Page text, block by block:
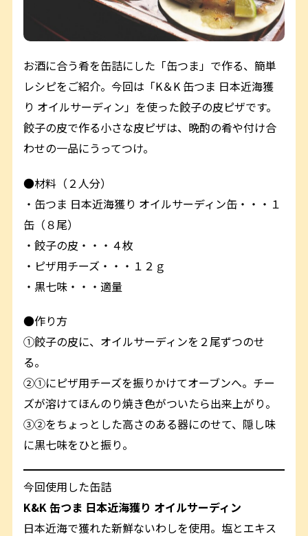
お酒に合う肴を缶詰にした「缶つま」で作る、簡単
レシピをご紹介。今回は「K＆K 缶つま 日本近海獲
り オイルサーディン」を使った餃子の皮ピザです。
餃子の皮で作る小さな皮ピザは、晩酌の肴や付け合
わせの一品にうってつけ。
●材料（２人分）
・缶つま 日本近海獲り オイルサーディン缶・・・１
缶（８尾）
・餃子の皮・・・４枚
・ピザ用チーズ・・・１２ｇ
・黒七味・・・適量
●作り方
①餃子の皮に、オイルサーディンを２尾ずつのせ
る。
②①にピザ用チーズを振りかけてオーブンへ。チー
ズが溶けてほんのり焼き色がついたら出来上がり。
③②をちょっとした高さのある器にのせて、隠し味
に黒七味をひと振り。
今回使用した缶詰
K&K 缶つま 日本近海獲り オイルサーディン
日本近海で獲れた新鮮ないわしを使用。塩とエキス